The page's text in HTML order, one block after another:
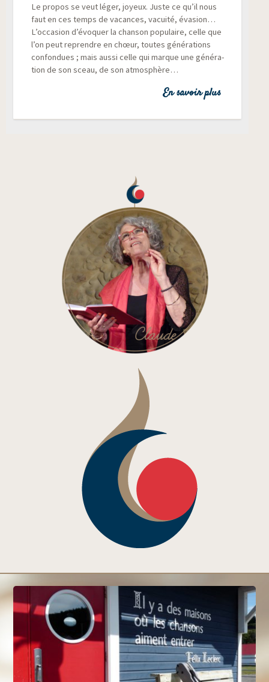
Le pro­pos se veut léger, joyeux. Juste ce qu’il nous
faut en ces temps de vacances, vacui­té, éva­sion…
L’occasion d’évoquer la chan­son popu­laire, celle que
l’on peut reprendre en chœur, toutes géné­ra­tions
confon­dues ; mais aus­si celle qui marque une géné­ra­
tion de son sceau, de son atmosphère…
En savoir plus